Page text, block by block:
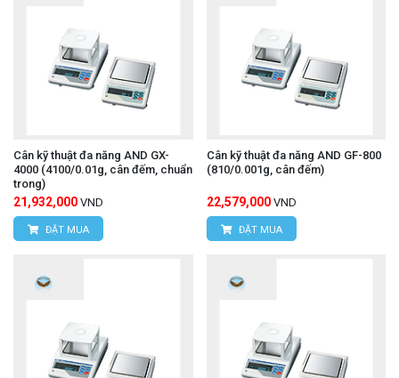
Cân kỹ thuật đa năng AND GX-
4000 (4100/0.01g, cân đếm, chuẩn
trong)
21,932,000 VND
ĐẶT MUA
Cân kỹ thuật đa năng AND GF-800
(810/0.001g, cân đếm)
22,579,000 VND
ĐẶT MUA